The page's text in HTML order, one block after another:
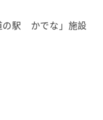
の駅 かでな」施設